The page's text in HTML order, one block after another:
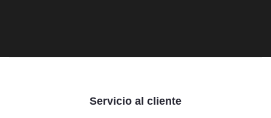
Servicio al cliente